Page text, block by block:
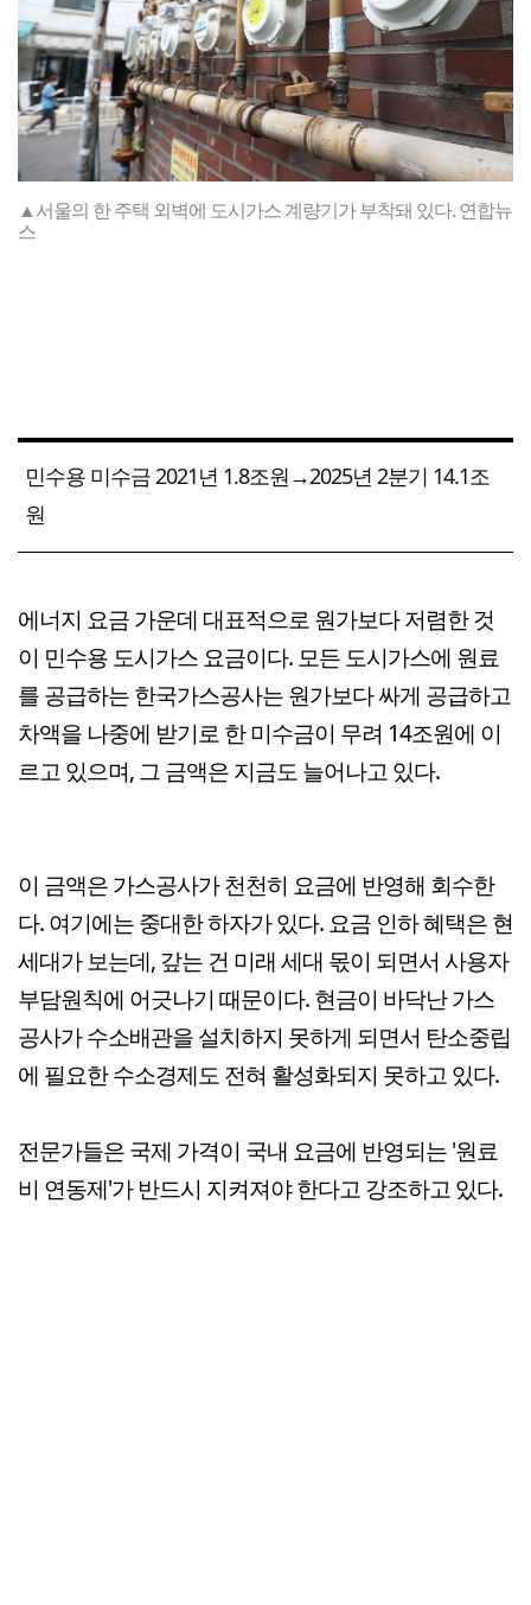
▲서울의 한 주택 외벽에 도시가스 계량기가 부착돼 있다. 연합뉴
스
민수용 미수금 2021년 1.8조원→2025년 2분기 14.1조
원
에너지 요금 가운데 대표적으로 원가보다 저렴한 것
이 민수용 도시가스 요금이다. 모든 도시가스에 원료
를 공급하는 한국가스공사는 원가보다 싸게 공급하고
차액을 나중에 받기로 한 미수금이 무려 14조원에 이
르고 있으며, 그 금액은 지금도 늘어나고 있다.
이 금액은 가스공사가 천천히 요금에 반영해 회수한
다. 여기에는 중대한 하자가 있다. 요금 인하 혜택은 현
세대가 보는데, 갚는 건 미래 세대 몫이 되면서 사용자
부담원칙에 어긋나기 때문이다. 현금이 바닥난 가스
공사가 수소배관을 설치하지 못하게 되면서 탄소중립
에 필요한 수소경제도 전혀 활성화되지 못하고 있다.
전문가들은 국제 가격이 국내 요금에 반영되는 '원료
비 연동제'가 반드시 지켜져야 한다고 강조하고 있다.